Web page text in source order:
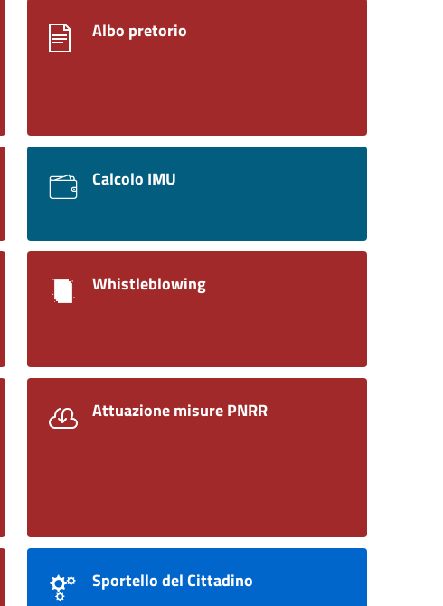
Albo pretorio
Calcolo IMU
Whistleblowing
Attuazione misure PNRR
Sportello del Cittadino